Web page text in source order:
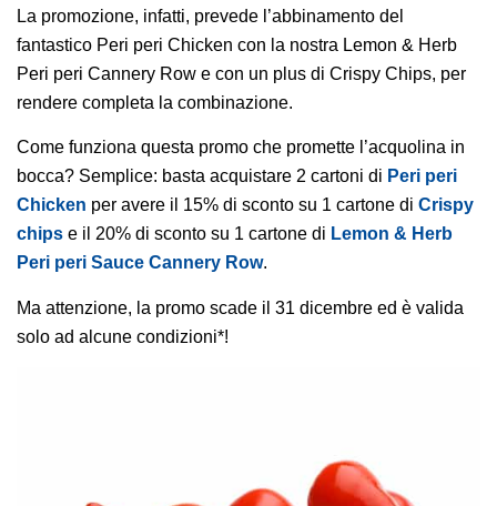
La promozione, infatti, prevede l’abbinamento del
fantastico Peri peri Chicken con la nostra Lemon & Herb
Peri peri Cannery Row e con un plus di Crispy Chips, per
rendere completa la combinazione.
Come funziona questa promo che promette l’acquolina in
bocca? Semplice: basta acquistare 2 cartoni di Peri peri
Chicken per avere il 15% di sconto su 1 cartone di Crispy
chips e il 20% di sconto su 1 cartone di Lemon & Herb
Peri peri Sauce Cannery Row.
Ma attenzione, la promo scade il 31 dicembre ed è valida
solo ad alcune condizioni*!